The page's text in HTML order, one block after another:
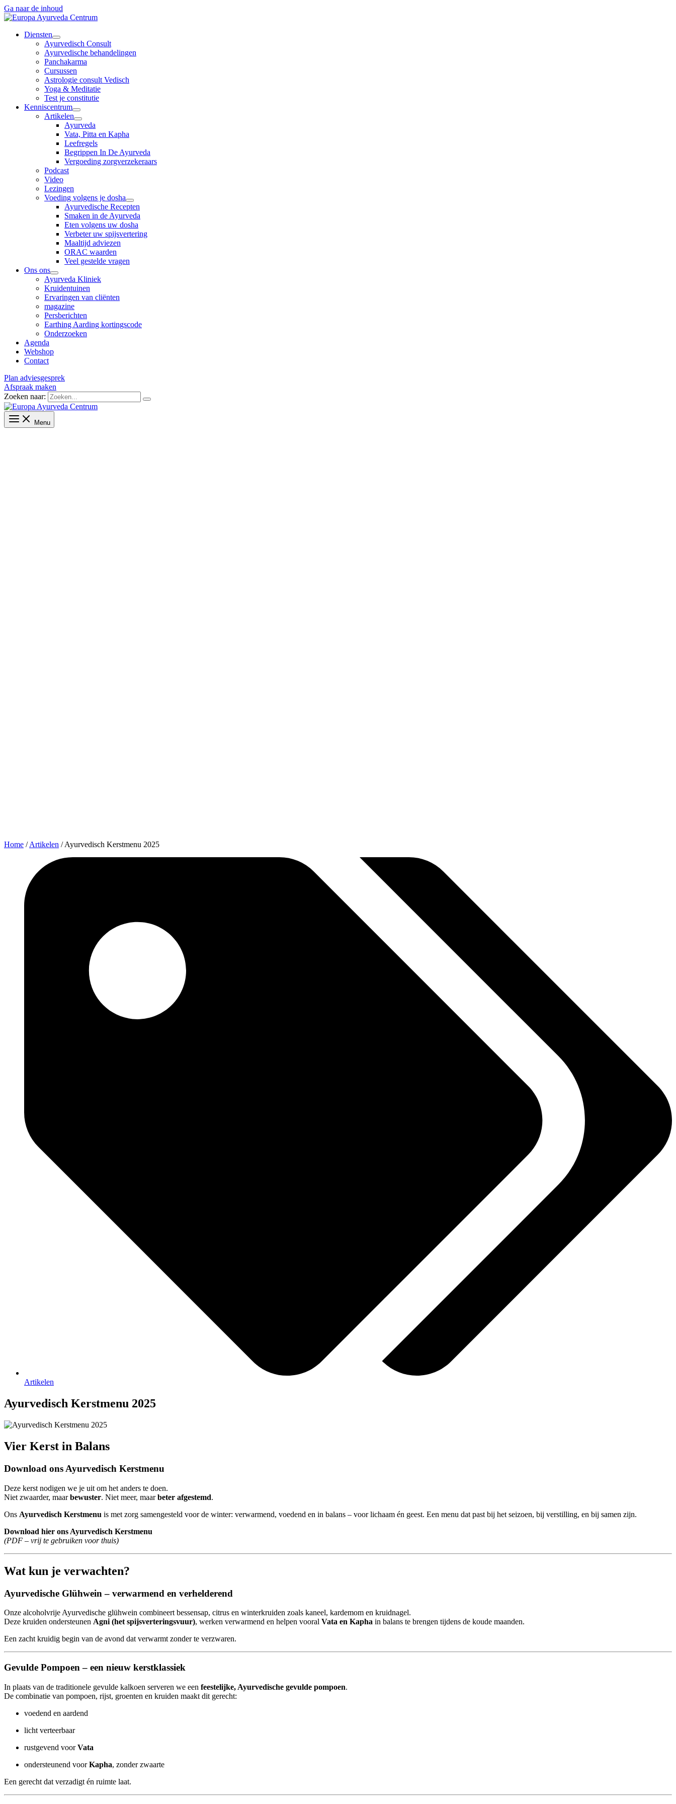
Ga naar de inhoud
Diensten
Ayurvedisch Consult
Ayurvedische behandelingen
Panchakarma
Cursussen
Astrologie consult Vedisch
Yoga & Meditatie
Test je constitutie
Kenniscentrum
Artikelen
Ayurveda
Vata, Pitta en Kapha
Leefregels
Begrippen In De Ayurveda
Vergoeding zorgverzekeraars
Podcast
Video
Lezingen
Voeding volgens je dosha
Ayurvedische Recepten
Smaken in de Ayurveda
Eten volgens uw dosha
Verbeter uw spijsvertering
Maaltijd adviezen
ORAC waarden
Veel gestelde vragen
Ons ons
Ayurveda Kliniek
Kruidentuinen
Ervaringen van cliënten
magazine
Persberichten
Earthing Aarding kortingscode
Onderzoeken
Agenda
Webshop
Contact
Plan adviesgesprek
Afspraak maken
Zoeken naar:
Menu
Home /Artikelen /Ayurvedisch Kerstmenu 2025
Artikelen
Ayurvedisch Kerstmenu 2025
Vier Kerst in Balans
Download ons Ayurvedisch Kerstmenu
Deze kerst nodigen we je uit om het anders te doen.
Niet zwaarder, maarbewuster. Niet meer, maarbeter afgestemd.
Ons Ayurvedisch Kerstmenu is met zorg samengesteld voor de winter: verwarmend, voedend en in balans – voor lichaam én geest. Een menu dat past bij het seizoen, bij verstilling, en bij samen zijn.
Download hier ons Ayurvedisch Kerstmenu
(PDF – vrij te gebruiken voor thuis)
Wat kun je verwachten?
Ayurvedische Glühwein – verwarmend en verhelderend
Onze alcoholvrije Ayurvedische glühwein combineert bessensap, citrus en winterkruiden zoals kaneel, kardemom en kruidnagel.
Deze kruiden ondersteunen Agni (het spijsverteringsvuur), werken verwarmend en helpen vooral Vata en Kapha in balans te brengen tijdens de koude maanden.
Een zacht kruidig begin van de avond dat verwarmt zonder te verzwaren.
Gevulde Pompoen – een nieuw kerstklassiek
In plaats van de traditionele gevulde kalkoen serveren we een feestelijke, Ayurvedische gevulde pompoen.
De combinatie van pompoen, rijst, groenten en kruiden maakt dit gerecht:
voedend en aardend
licht verteerbaar
rustgevend voorVata
ondersteunend voorKapha, zonder zwaarte
Een gerecht dat verzadigt én ruimte laat.